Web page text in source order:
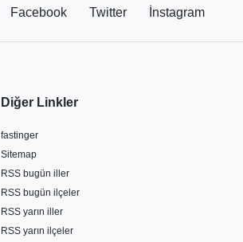
Facebook Twitter İnstagram
Diğer Linkler
fastinger
Sitemap
RSS bugün iller
RSS bugün ilçeler
RSS yarın iller
RSS yarın ilçeler